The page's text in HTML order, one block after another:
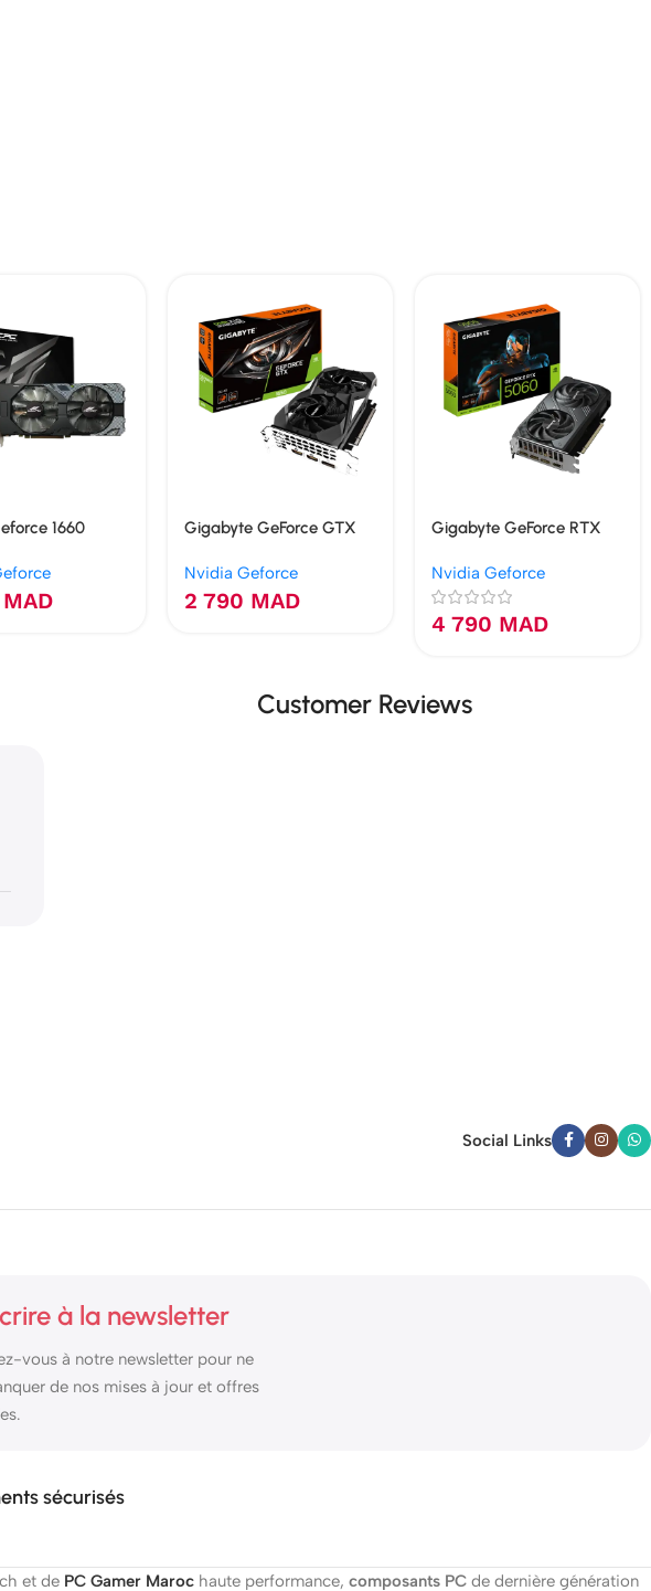
1660
MAD
Gigabyte GeForce GTX
Nvidia Geforce
2 790 MAD
Gigabyte GeForce RTX
OC 8G
Nvidia Geforce
4 790 MAD
Customer Reviews
Social Links
à la newsletter
vous à notre newsletter pour ne
de nos mises à jour et offres
sécurisés
et de PC Gamer Marochaute performance, composants PCde dernière génération